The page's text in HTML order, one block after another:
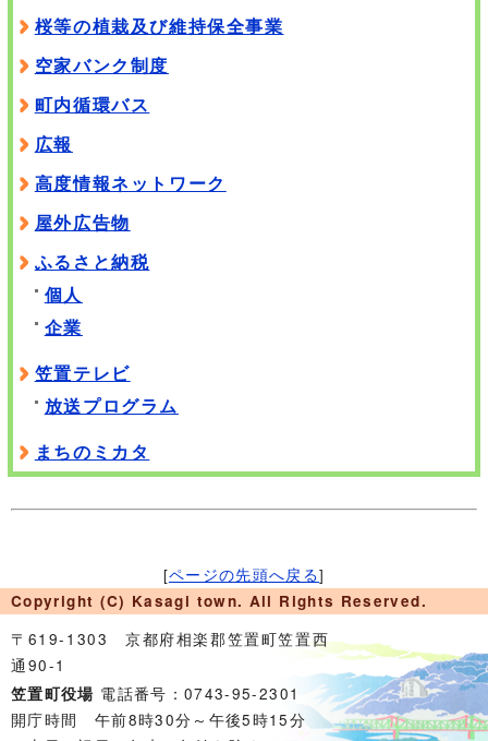
桜等の植栽及び維持保全事業
空家バンク制度
町内循環バス
広報
高度情報ネットワーク
屋外広告物
ふるさと納税
個人
企業
笠置テレビ
放送プログラム
まちのミカタ
[ページの先頭へ戻る]
Copyright (C) Kasagi town. All Rights Reserved.
〒619-1303 京都府相楽郡笠置町笠置西
通90-1
笠置町役場 電話番号：0743-95-2301
開庁時間 午前8時30分～午後5時15分